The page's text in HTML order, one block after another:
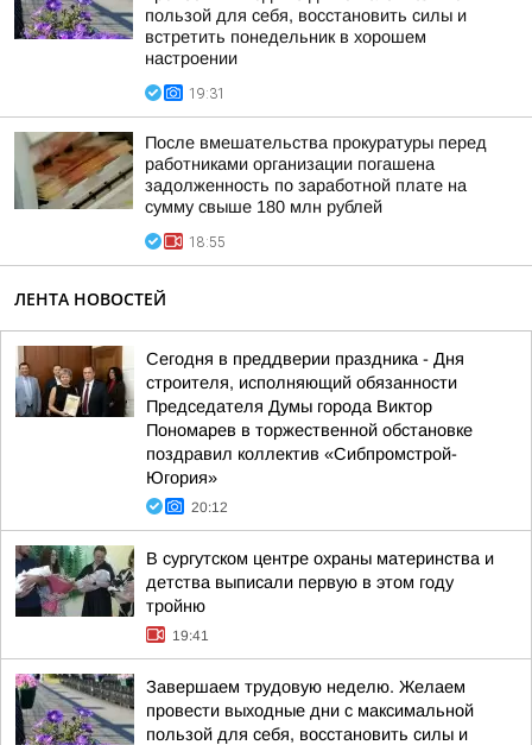
пользой для себя, восстановить силы и
встретить понедельник в хорошем
настроении
19:31
После вмешательства прокуратуры перед
работниками организации погашена
задолженность по заработной плате на
сумму свыше 180 млн рублей
18:55
ЛЕНТА НОВОСТЕЙ
Сегодня в преддверии праздника - Дня
строителя, исполняющий обязанности
Председателя Думы города Виктор
Пономарев в торжественной обстановке
поздравил коллектив «Сибпромстрой-
Югория»
20:12
В сургутском центре охраны материнства и
детства выписали первую в этом году
тройню
19:41
Завершаем трудовую неделю. Желаем
провести выходные дни с максимальной
пользой для себя, восстановить силы и